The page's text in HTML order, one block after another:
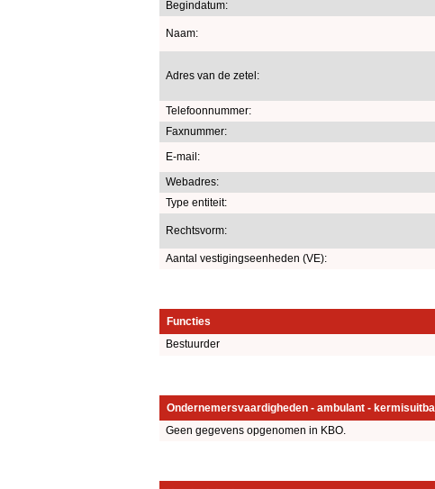
Begindatum:
Naam:
Adres van de zetel:
Telefoonnummer:
Faxnummer:
E-mail:
Webadres:
Type entiteit:
Rechtsvorm:
Aantal vestigingseenheden (VE):
Functies
Bestuurder
Ondernemersvaardigheden - ambulant -
Geen gegevens opgenomen in KBO.